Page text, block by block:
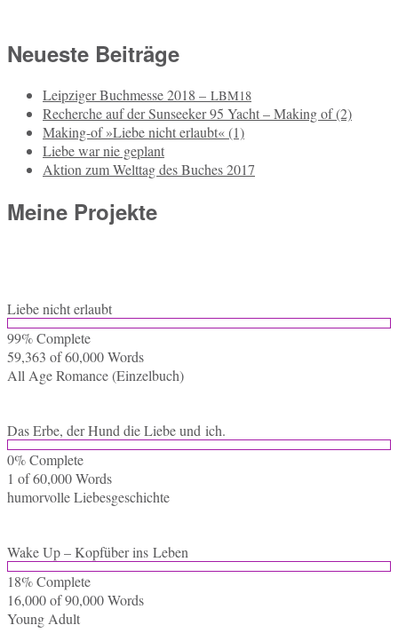
Neueste Beiträge
Leipziger Buchmesse 2018 – LBM18
Recherche auf der Sunseeker 95 Yacht – Making of (2)
Making-of »Liebe nicht erlaubt« (1)
Liebe war nie geplant
Aktion zum Welttag des Buches 2017
Meine Projekte
Liebe nicht erlaubt
99% Com­ple­te
59,363 of 60,000Words
All Age Ro­mance (Ein­zel­buch)
Das Erbe, der Hund die Liebe und ich.
0% Com­ple­te
1 of 60,000Words
hu­mor­vol­le Liebesgeschichte
Wake Up – Kopf­über ins Leben
18% Com­ple­te
16,000 of 90,000Words
Young Adult